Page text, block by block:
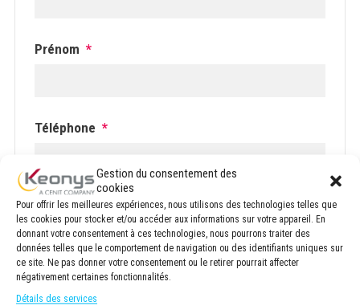
Gestion du consentement des
cookies
Pour offrir les meilleures expériences, nous utilisons des technologies telles que
les cookies pour stocker et/ou accéder aux informations sur votre appareil. En
donnant votre consentement à ces technologies, nous pourrons traiter des
données telles que le comportement de navigation ou des identifiants uniques sur
ce site. Ne pas donner votre consentement ou le retirer pourrait affecter
négativement certaines fonctionnalités.
Détails des services
Prénom *
Téléphone *
Email *
Société *